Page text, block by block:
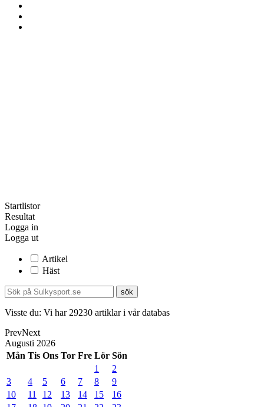
Startlistor
Resultat
Logga in
Logga ut
Artikel
Häst
Visste du: Vi har 29230 artiklar i vår databas
PrevNext
Augusti 2026
Mån Tis Ons Tor Fre Lör Sön
1
2
3
4 5 6 7 8
9
10
11 12 13 14 15
16